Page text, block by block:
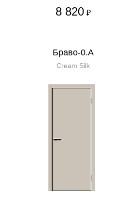
8 820 ₽
Браво-0.А
Cream Silk